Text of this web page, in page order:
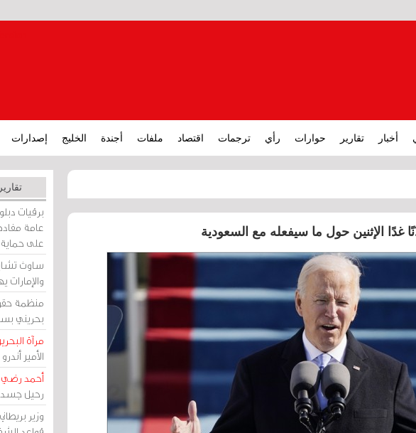
أخبار تقارير حوارات رأي ترجمات اقتصاد ملفات أجندة الخليج إصدارات
غدًا الإثنين حول ما سيفعله مع السعودية
تقارير
برقيات
عامة
على
ساوث
منظمة
بحريني
مرآة
الأمير
أحمد رضي
رحيل
وزير